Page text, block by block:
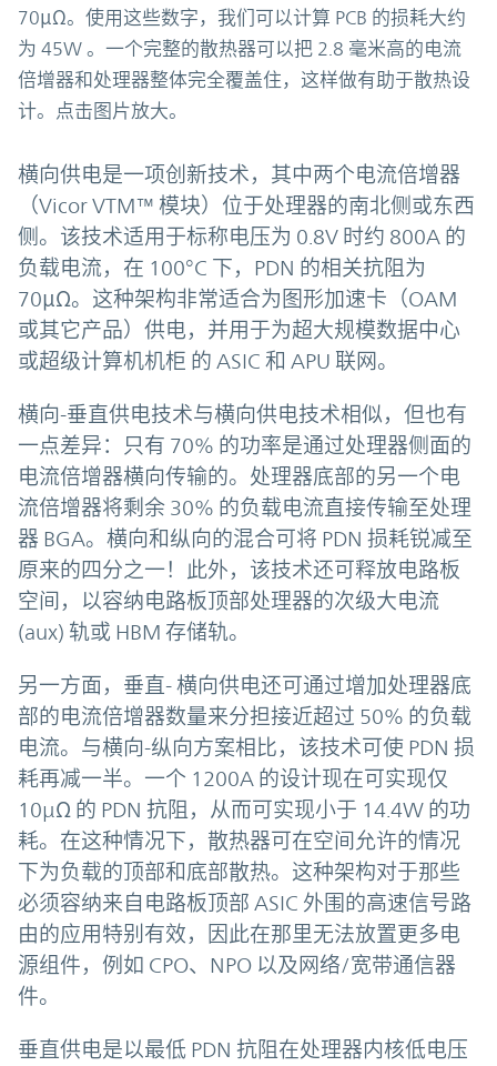
70μΩ。使用这些数字，我们可以计算 PCB 的损耗大约
为 45W 。一个完整的散热器可以把 2.8 毫米高的电流
倍增器和处理器整体完全覆盖住，这样做有助于散热设
计。点击图片放大。
横向供电是一项创新技术，其中两个电流倍增器
（Vicor VTM™ 模块）位于处理器的南北侧或东西
侧。该技术适用于标称电压为 0.8V 时约 800A 的
负载电流，在 100°C 下，PDN 的相关抗阻为
70μΩ。这种架构非常适合为图形加速卡（OAM
或其它产品）供电，并用于为超大规模数据中心
或超级计算机机柜 的 ASIC 和 APU 联网。
横向-垂直供电技术与横向供电技术相似，但也有
一点差异：只有 70% 的功率是通过处理器侧面的
电流倍增器横向传输的。处理器底部的另一个电
流倍增器将剩余 30% 的负载电流直接传输至处理
器 BGA。横向和纵向的混合可将 PDN 损耗锐减至
原来的四分之一！此外，该技术还可释放电路板
空间，以容纳电路板顶部处理器的次级大电流
(aux) 轨或 HBM 存储轨。
另一方面，垂直- 横向供电还可通过增加处理器底
部的电流倍增器数量来分担接近超过 50% 的负载
电流。与横向-纵向方案相比，该技术可使 PDN 损
耗再减一半。一个 1200A 的设计现在可实现仅
10µΩ 的 PDN 抗阻，从而可实现小于 14.4W 的功
耗。在这种情况下，散热器可在空间允许的情况
下为负载的顶部和底部散热。这种架构对于那些
必须容纳来自电路板顶部 ASIC 外围的高速信号路
由的应用特别有效，因此在那里无法放置更多电
源组件，例如 CPO、NPO 以及网络/宽带通信器
件。
垂直供电是以最低 PDN 抗阻在处理器内核低电压